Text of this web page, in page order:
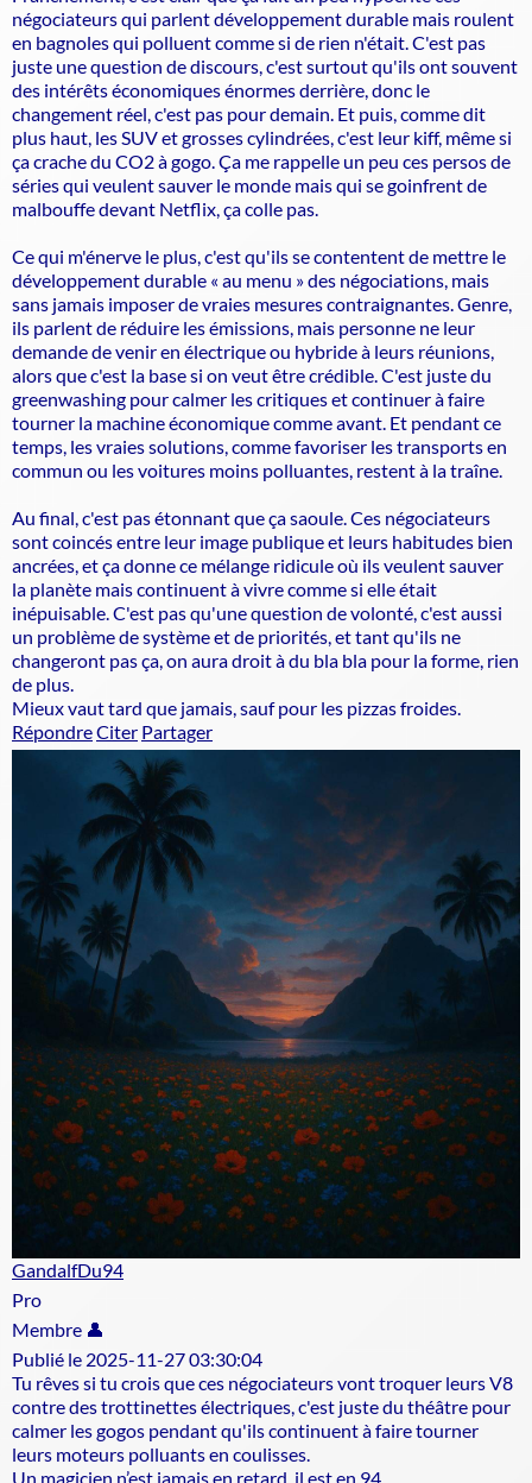
négociateurs qui parlent développement durable mais roulent
en bagnoles qui polluent comme si de rien n'était. C'est pas
juste une question de discours, c'est surtout qu'ils ont souvent
des intérêts économiques énormes derrière, donc le
changement réel, c'est pas pour demain. Et puis, comme dit
plus haut, les SUV et grosses cylindrées, c'est leur kiff, même si
ça crache du CO2 à gogo. Ça me rappelle un peu ces persos de
séries qui veulent sauver le monde mais qui se goinfrent de
malbouffe devant Netflix, ça colle pas.
Ce qui m'énerve le plus, c'est qu'ils se contentent de mettre le
développement durable « au menu » des négociations, mais
sans jamais imposer de vraies mesures contraignantes. Genre,
ils parlent de réduire les émissions, mais personne ne leur
demande de venir en électrique ou hybride à leurs réunions,
alors que c'est la base si on veut être crédible. C'est juste du
greenwashing pour calmer les critiques et continuer à faire
tourner la machine économique comme avant. Et pendant ce
temps, les vraies solutions, comme favoriser les transports en
commun ou les voitures moins polluantes, restent à la traîne.
Au final, c'est pas étonnant que ça saoule. Ces négociateurs
sont coincés entre leur image publique et leurs habitudes bien
ancrées, et ça donne ce mélange ridicule où ils veulent sauver
la planète mais continuent à vivre comme si elle était
inépuisable. C'est pas qu'une question de volonté, c'est aussi
un problème de système et de priorités, et tant qu'ils ne
changeront pas ça, on aura droit à du bla bla pour la forme, rien
de plus.
Mieux vaut tard que jamais, sauf pour les pizzas froides.
RépondreCiter Partager
GandalfDu94
Pro
Membre 👤
Publié le 2025-11-27 03:30:04
Tu rêves si tu crois que ces négociateurs vont troquer leurs V8
contre des trottinettes électriques, c'est juste du théâtre pour
calmer les gogos pendant qu'ils continuent à faire tourner
leurs moteurs polluants en coulisses.
Un magicien n’est jamais en retard, il est en 94.